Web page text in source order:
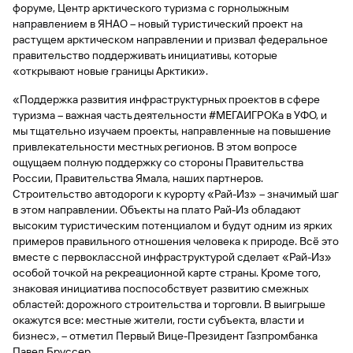
специальные
предложения
Газпром
Бонус
Информация
для
держателей
карт
Дополнительная
карта-стикер
Банки-
партнеры
Gazprom
Pay
полезно
Часто
задаваемые
вопросы
Калькулятор
вкладов
Быстрый
поиск
по
сайту
Вклады
Отчет о
кредитной
истории
помощник
Быстрый
поиск
по
сайту
Вклады
Открыть
брокерский
счет
обслуживание
Инвестиционные
продукты
доверительного
управления
Налоговый
вычет
Быстрый
поиск
по
сайту
Отчет о
кредитной
истории
Станьте
партнером
Быстрый
поиск
по
сайту
Вклады
Кредитный
рейтинг
кредитной
истории
Станьте
партнером
Партнерам
Информация
для
партнеров
Быстрый
поиск
по
Gazprom
Pay
банк
Мобильное
приложение
GPB-
i-
Trade
GorodPay
Открыть
брокерский
счет
Отделения
банка
Банкоматы
инкассация
с Moniron
Онлайн-
касса 3 в 1 с
эквайрингом
Может
быть
полезно
115-ФЗ
для
малого
бизнеса
115-ФЗ
для
среднего
бизнеса
сервисы
«Копии
документов»
и «Справки»
Быстрый
поиск
по
сайту
Вклады
Курсы
валют
оплата
таможенных
платежей
поиск
по
сайту
Вклады
по
сайту
Вклады
сайту
Вклады
форуме, Центр арктического туризма с горнолыжным
направлением в ЯНАО – новый туристический проект на
растущем арктическом направлении и призвал федеральное
правительство поддерживать инициативы, которые
«открывают новые границы Арктики».
«Поддержка развития инфраструктурных проектов в сфере
туризма – важная часть деятельности #МЕГАИГРОКа в УФО, и
мы тщательно изучаем проекты, направленные на повышение
привлекательности местных регионов. В этом вопросе
ощущаем полную поддержку со стороны Правительства
России, Правительства Ямала, наших партнеров.
Строительство автодороги к курорту «Рай-Из» – значимый шаг
в этом направлении. Объекты на плато Рай-Из обладают
высоким туристическим потенциалом и будут одним из ярких
примеров правильного отношения человека к природе. Всё это
вместе с первоклассной инфраструктурой сделает «Рай-Из»
особой точкой на рекреационной карте страны. Кроме того,
знаковая инициатива поспособствует развитию смежных
областей: дорожного строительства и торговли. В выигрыше
окажутся все: местные жители, гости субъекта, власти и
бизнес», – отметил Первый Вице-Президент Газпромбанка